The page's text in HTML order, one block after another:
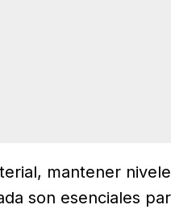
mantener
son esenciales